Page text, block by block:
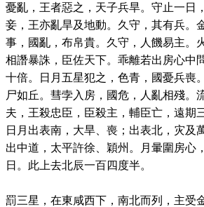
憂亂，王者惡之，天子兵旱。守止一日
妾，王亦亂旱及地動。久守，其有兵。
事，國亂，布帛貴。久守，人饑易主。
相譖暴誅，臣佐天下。乖離若出房心中
十倍。日月五星犯之，色青，國憂兵喪
尸如丘。彗孛入房，國危，人亂相殘。
夫，王殺忠臣，臣殺主，輔臣亡，遠期
日月出表南，大旱、喪；出表北，灾及
出中道，太平許徐、穎州。月暈圍房心
日。此上去北辰一百四度半。
罰三星，在東咸西下，南北而列，主受